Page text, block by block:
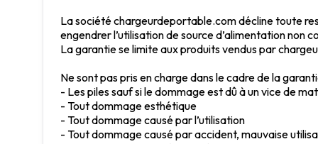
La société chargeurdeportable.com décline toute
engendrer l’utilisation de source d’alimentation non
La garantie se limite aux produits vendus par
Ne sont pas pris en charge dans le cadre de la
- Les piles sauf si le dommage est dû à un vice de
- Tout dommage esthétique
- Tout dommage causé par l’utilisation
- Tout dommage causé par accident, mauvaise